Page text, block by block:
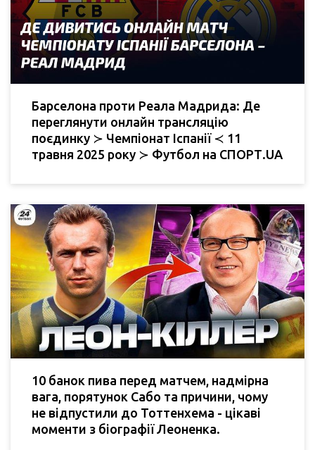
Барселона проти Реала Мадрида: Де
переглянути онлайн трансляцію
поєдинку ≻ Чемпіонат Іспанії ≺ 11
травня 2025 року ≻ Футбол на СПОРТ.UA
10 банок пива перед матчем, надмірна
вага, порятунок Сабо та причини, чому
не відпустили до Тоттенхема - цікаві
моменти з біографії Леоненка.